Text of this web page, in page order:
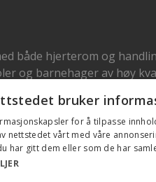
både hjerterom og
og barnehager av høy
kontakt med
bruker
for å tilpasse
nettstedet vårt med våre
har gitt dem eller som de har